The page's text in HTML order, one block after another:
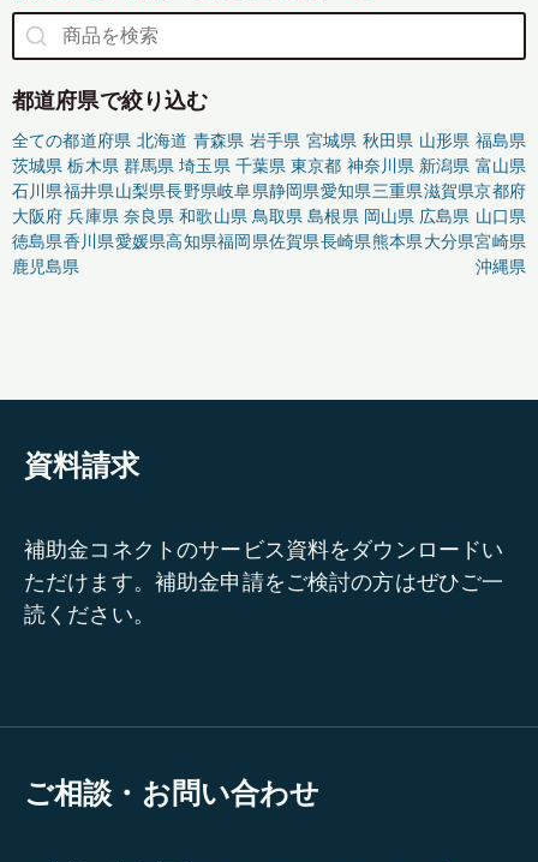
都道府県で絞り込む
全ての都道府県 北海道 青森県 岩手県 宮城県 秋田県 山形県 福島県
茨城県 栃木県 群馬県 埼玉県 千葉県 東京都 神奈川県 新潟県 富山県
石川県福井県山梨県長野県岐阜県静岡県愛知県三重県滋賀県京都府
大阪府 兵庫県 奈良県 和歌山県 鳥取県 島根県 岡山県 広島県 山口県
徳島県香川県愛媛県高知県福岡県佐賀県長崎県熊本県大分県宮崎県
鹿児島県
沖縄県
資料請求
補助金コネクトのサービス資料をダウンロードい
ただけます。補助金申請をご検討の方はぜひご一
読ください。
ご相談・お問い合わせ